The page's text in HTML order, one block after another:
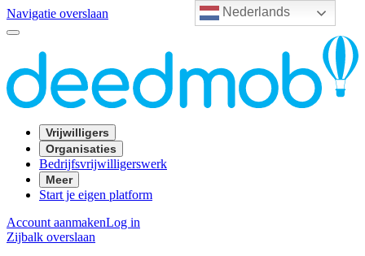
Nederlands
Navigatie overslaan
Vrijwilligers
Organisaties
Bedrijfsvrijwilligerswerk
Meer
Start je eigen platform
Account aanmakenLog in
Zijbalk overslaan